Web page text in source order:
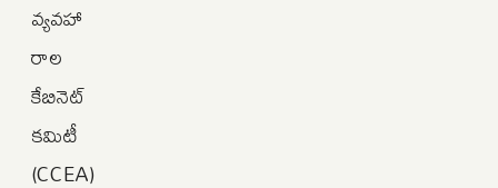
వ్యవహా
రాల
కేబినెట్
కమిటీ
(CCEA)